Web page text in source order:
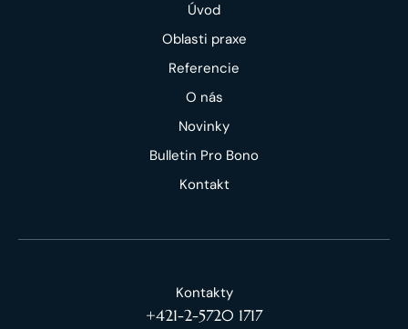
Úvod
Oblasti praxe
Referencie
O nás
Novinky
Bulletin Pro Bono
Kontakt
Kontakty
+421-2-5720 1717